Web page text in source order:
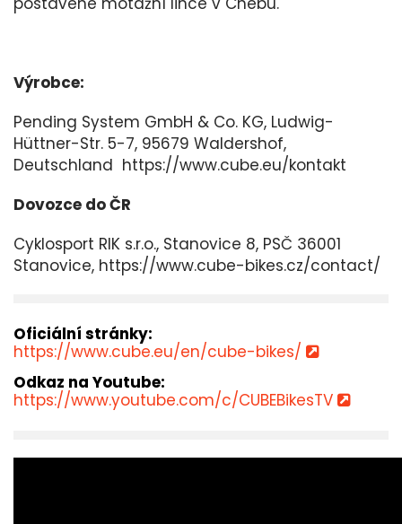
Výrobce:
Pending System GmbH & Co. KG, Ludwig-
Hüttner-Str. 5-7, 95679 Waldershof,
Deutschland https://www.cube.eu/kontakt
Dovozce do ČR
Cyklosport RIK s.r.o., Stanovice 8, PSČ 36001
Stanovice, https://www.cube-bikes.cz/contact/
Oficiální stránky:
https://www.cube.eu/en/cube-bikes/
Odkaz na Youtube:
https://www.youtube.com/c/CUBEBikesTV